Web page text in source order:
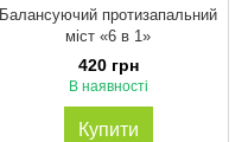
Балансуючий протизапальний
міст «6 в 1»
420 грн
В наявності
Купити